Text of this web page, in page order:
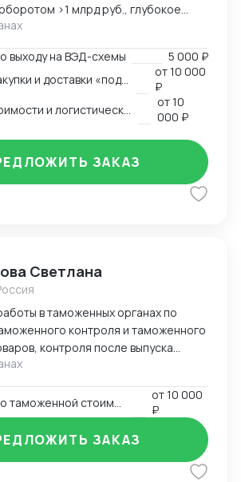
>1 млрд руб., глубокое
стороны закупок.
— Организация полного
от поиска поставщика до
клиента — Работа с китайскими
переговоры, контроль качества,
оформление, подбор
документов —
логистика: поиск брокеров, расчёт
цен — Расчёт
и контроль маржинальности сделок
в условиях санкционных
полная автономность
выходу на ВЭД-схемы
5 000 ₽
от10 000
₽
от10
000 ₽
ЗАКАЗ
Светлана
в таможенных органах по
контроля и таможенного
контроля после выпуска
стоимости. Подготовка
декларирования товаров, работа с
Большой опыт по
таможенной стоимости.
от10 000
₽
ЗАКАЗ